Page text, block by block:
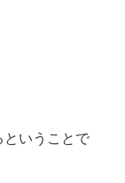
ということで